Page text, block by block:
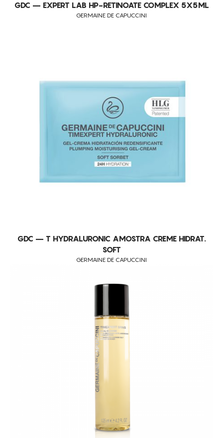
GDC – EXPERT LAB HP-RETINOATE COMPLEX 5X5ML
GERMAINE DE CAPUCCINI
GDC – T HYDRALURONIC AMOSTRA CREME HIDRAT.
SOFT
GERMAINE DE CAPUCCINI